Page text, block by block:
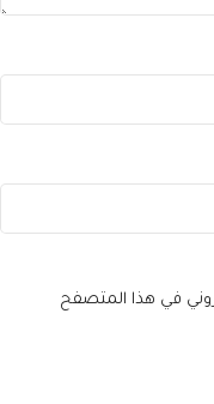
في هذا المتصفح